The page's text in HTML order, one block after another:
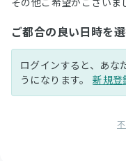
ご都合の良い日時を
ログインすると、あな
うになります。新規登